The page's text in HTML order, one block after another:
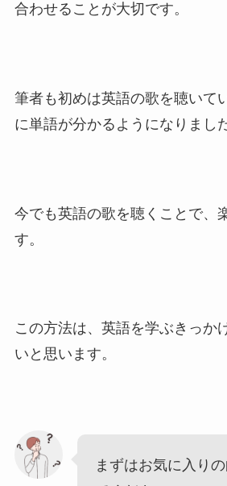
合わせることが大切です。
筆者も初めは英語の歌を聴いて
に単語が分かるようになりまし
今でも英語の歌を聴くことで、
す。
この方法は、英語を学ぶきっか
いと思います。
まずはお気に入り